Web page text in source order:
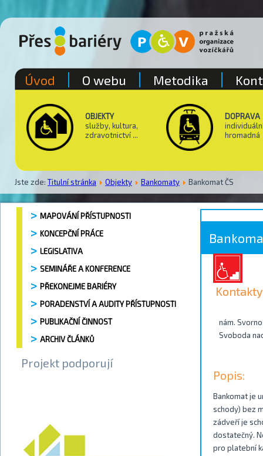
OBJEKTY
služby, kultura,
zdravotnictví ...
DOPRAVA
hromadná
Jste zde: Titulní stránka Objekty Bankomaty Bankomat ČS
Úvod O webu Metodika
MAPOVÁNÍ PŘÍSTUPNOSTI
KONCEPČNÍ PRÁCE
LEGISLATIVA
SEMINÁŘE A KONFERENCE
PŘEKONEJME BARIÉRY
PORADENSTVÍ A AUDITY PŘÍSTUPNOSTI
PUBLIKAČNÍ ČINNOST
ARCHIV ČLÁNKŮ
Projekt podporují
Kontakty
nám.
Svoboda
Popis:
Bankomat je
schody) bez
zádveří je
dostatečný.
pro platební